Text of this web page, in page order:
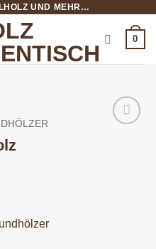
UND MEHR…
0